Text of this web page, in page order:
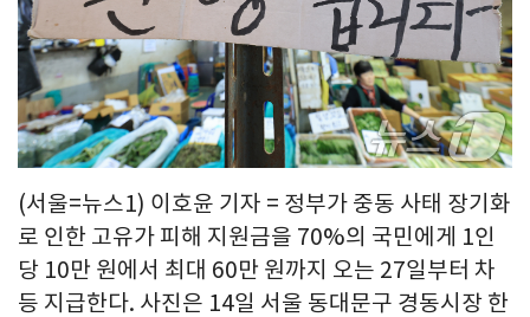
(서울=뉴스1) 이호윤 기자 = 정부가 중동 사태 장기화
로 인한 고유가 피해 지원금을 70%의 국민에게 1인
당 10만 원에서 최대 60만 원까지 오는 27일부터 차
등 지급한다. 사진은 14일 서울 동대문구 경동시장 한